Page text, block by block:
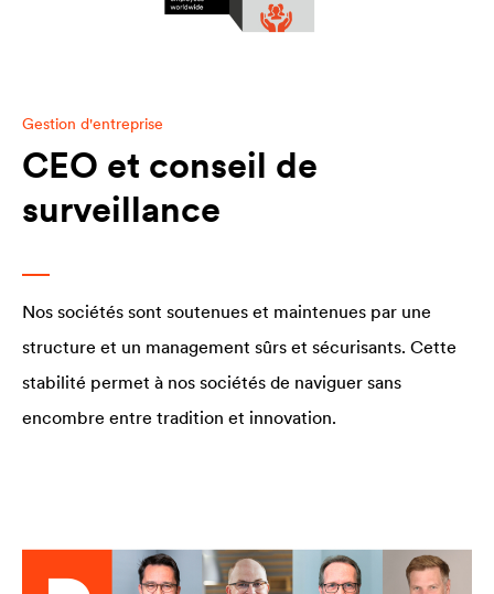
Gestion d'entreprise
CEO et conseil de
surveillance
Nos sociétés sont soutenues et maintenues par une
structure et un management sûrs et sécurisants. Cette
stabilité permet à nos sociétés de naviguer sans
encombre entre tradition et innovation.